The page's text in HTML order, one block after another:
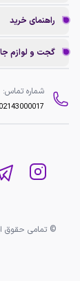
راهنمای خرید
گجت و لوازم
شماره تماس:
02143000017
© تمامی حقوق